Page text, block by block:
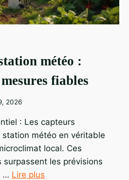
météo :
fiables
2026
: Les capteurs
météo en véritable
local. Ces
surpassent les prévisions
… Lire plus